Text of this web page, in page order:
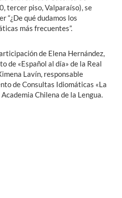
tercer piso, Valparaíso), se
“¿De qué dudamos los
más frecuentes”.
de Elena Hernández,
de «Español al día» de la Real
Lavín, responsable
de Consultas Idiomáticas «La
Chilena de la Lengua.